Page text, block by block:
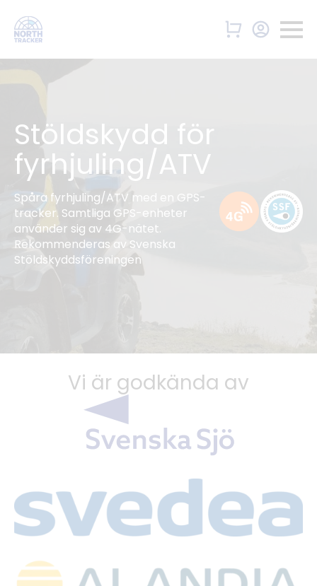
Stöldskydd för
fyrhjuling/ATV
Spåra fyrhjuling/ATV med en GPS-
tracker. Samtliga GPS-enheter
använder sig av 4G-nätet.
Rekommenderas av Svenska
Stöldskyddsföreningen
Vi är godkända av